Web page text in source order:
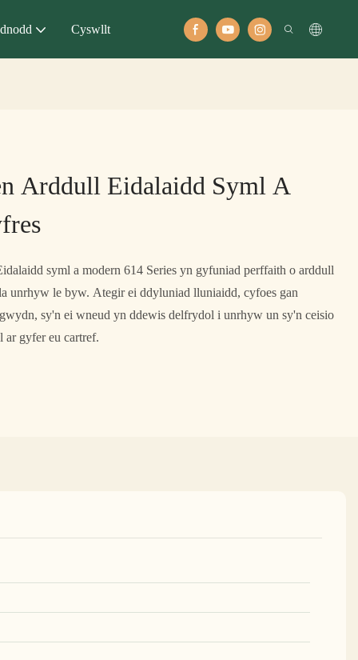
Cyswllt
Arddull Eidalaidd Syml A
syml a modern 614 Series yn gyfuniad perffaith o arddull
unrhyw le byw. Ategir ei ddyluniad lluniaidd, cyfoes gan
sy'n ei wneud yn ddewis delfrydol i unrhyw un sy'n ceisio
ar gyfer eu cartref.